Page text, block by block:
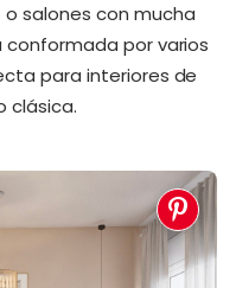
salones con mucha
por varios
para interiores de
clásica.